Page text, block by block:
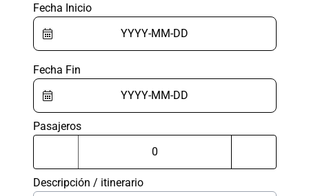
Fecha Inicio
Fecha Fin
Pasajeros
Descripción / itinerario